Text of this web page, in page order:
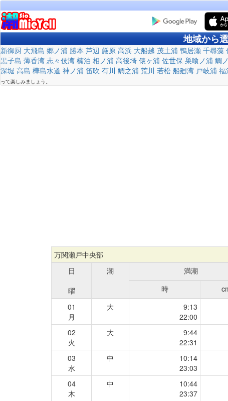
地域から
新御厨 大飛島 郷ノ浦 勝本 芦辺 厳原 高浜 大船越 茂土浦 鴨居瀬 千尋藻
黒子島 薄香湾 志々伎湾 楠泊 相ノ浦 高後埼 俵ヶ浦 佐世保 巣喰ノ浦 鯛
深堀 高島 樺島水道 神ノ浦 笛吹 有川 鯛之浦 荒川 若松 船廻湾 戸岐浦 福
って楽しみましょう。
万関瀬戸中央部
日
曜
潮 満潮
時
01
月
大
9:13
22:00
02
火
大
9:44
22:31
03
水
中
10:14
23:03
04
木
中
10:44
23:37